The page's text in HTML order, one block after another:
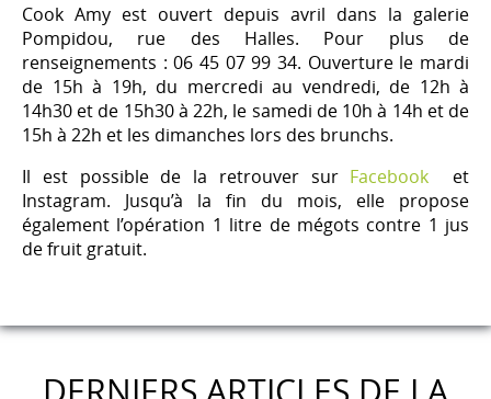
Cook Amy est ouvert depuis avril dans la galerie
Pompidou, rue des Halles. Pour plus de
renseignements : 06 45 07 99 34. Ouverture le mardi
de 15h à 19h, du mercredi au vendredi, de 12h à
14h30 et de 15h30 à 22h, le samedi de 10h à 14h et de
15h à 22h et les dimanches lors des brunchs.
Il est possible de la retrouver sur Facebook
et
Instagram. Jusqu’à la fin du mois, elle propose
également l’opération 1 litre de mégots contre 1 jus
de fruit gratuit.